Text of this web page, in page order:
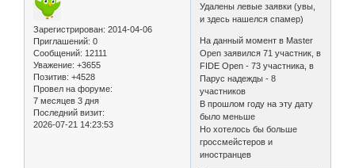
Зарегистрирован: 2014-04-06
Приглашений: 0
Сообщений: 12111
Уважение: +3655
Позитив: +4528
Провел на форуме:
7 месяцев 3 дня
Последний визит:
2026-07-21 14:23:53
Удалены левые заявки (увы,
и здесь нашелся спамер)
На данный момент в Master
Open заявился 71 участник, в
FIDE Open - 73 участника, в
Парус надежды - 8
участников
В прошлом году на эту дату
было меньше
Но хотелось бы больше
гроссмейстеров и
иностранцев